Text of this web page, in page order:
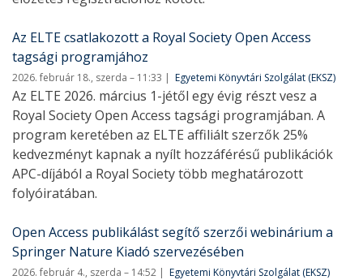
Az ELTE csatlakozott a Royal Society Open Access
tagsági programjához
2026. február 18., szerda – 11:33 Egyetemi Könyvtári Szolgálat (EKSZ)
Az ELTE 2026. március 1-jétől egy évig részt vesz a
Royal Society Open Access tagsági programjában. A
program keretében az ELTE affiliált szerzők 25%
kedvezményt kapnak a nyílt hozzáférésű publikációk
APC-díjából a Royal Society több meghatározott
folyóiratában.
Open Access publikálást segítő szerzői webinárium a
Springer Nature Kiadó szervezésében
2026. február 4., szerda – 14:52 Egyetemi Könyvtári Szolgálat (EKSZ)